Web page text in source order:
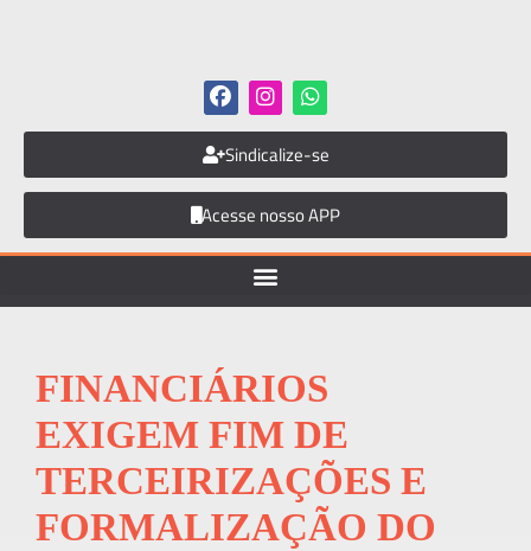
Sindicalize-se
Acesse nosso APP
FINANCIÁRIOS
EXIGEM FIM DE
TERCEIRIZAÇÕES E
FORMALIZAÇÃO DO